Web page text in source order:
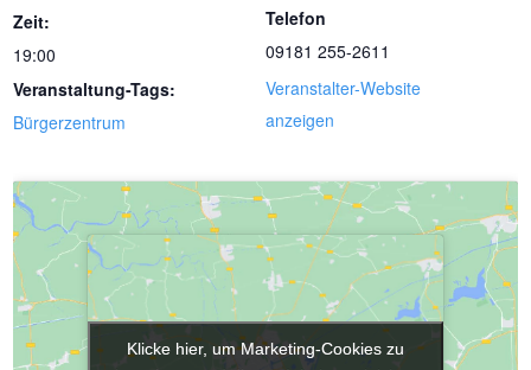
Zeit:
19:00
Veranstaltung-Tags:
Bürgerzentrum
Telefon
09181 255-2611
Veranstalter-Website
anzeigen
Klicke hier, um Marketing-Cookies zu
Klicke hier, um Marketing-Cookies zu